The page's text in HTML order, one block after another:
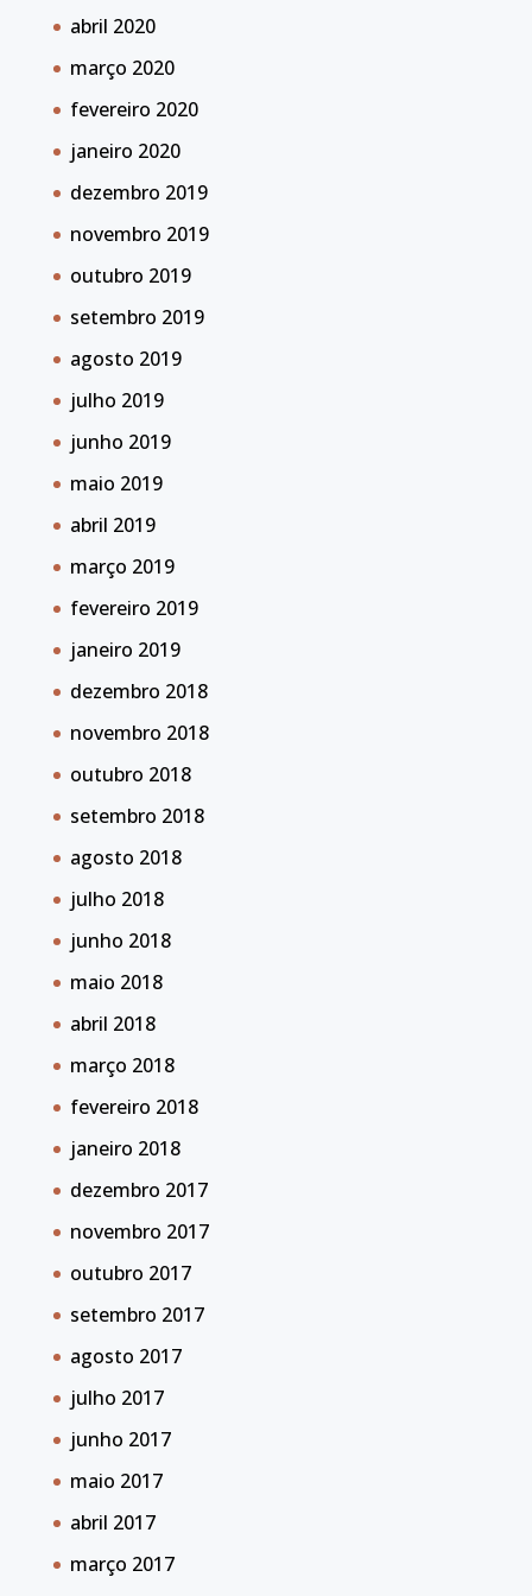
abril 2020
março 2020
fevereiro 2020
janeiro 2020
dezembro 2019
novembro 2019
outubro 2019
setembro 2019
agosto 2019
julho 2019
junho 2019
maio 2019
abril 2019
março 2019
fevereiro 2019
janeiro 2019
dezembro 2018
novembro 2018
outubro 2018
setembro 2018
agosto 2018
julho 2018
junho 2018
maio 2018
abril 2018
março 2018
fevereiro 2018
janeiro 2018
dezembro 2017
novembro 2017
outubro 2017
setembro 2017
agosto 2017
julho 2017
junho 2017
maio 2017
abril 2017
março 2017